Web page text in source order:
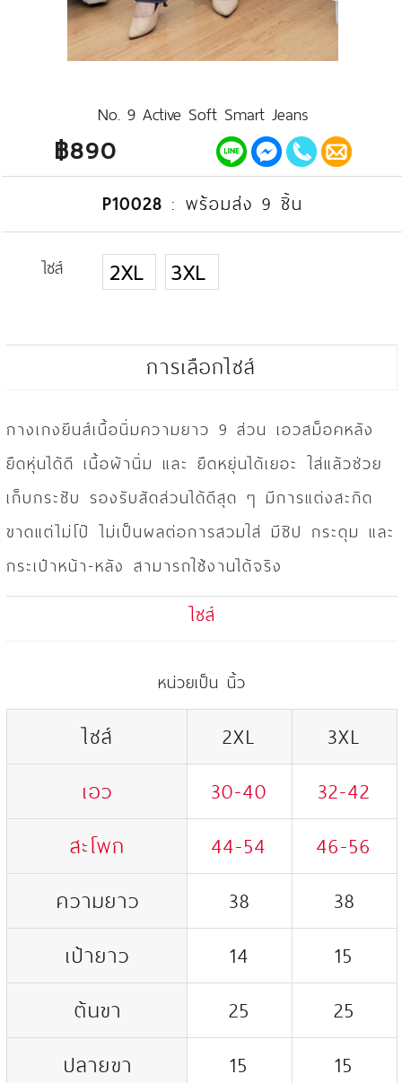
No. 9 Active Soft Smart Jeans
฿890
P10028 : พร้อมส่ง 9 ชิ้น
ไซส์ 2XL 3XL
การเลือกไซส์
กางเกงยีนส์เนื้อนิ่มความยาว 9 ส่วน เอวสม็อคหลัง
ยืดหุ่นได้ดี เนื้อผ้านิ่ม และ ยืดหยุ่นได้เยอะ ใส่แล้วช่วย
เก็บกระชับ รองรับสัดส่วนได้ดีสุด ๆ มีการแต่งสะกิด
ขาดแต่ไม่โป๊ ไม่เป็นผลต่อการสวมใส่ มีซิป กระดุม และ
กระเป๋าหน้า-หลัง สามารถใช้งานได้จริง
ไซส์
หน่วยเป็น นิ้ว
ไซส์ 2XL
3XL
เอว
30-40
32-42
สะโพก
44-54
46-56
ความยาว
38
38
เป้ายาว
14
15
ต้นขา
25
25
ปลายขา
15 15